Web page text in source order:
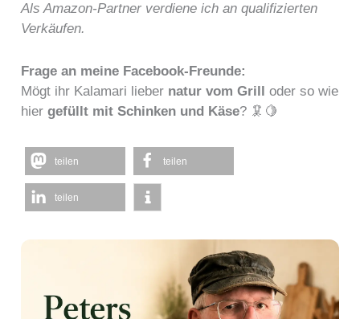
Als Amazon-Partner verdiene ich an qualifizierten
Verkäufen.
Frage an meine Facebook-Freunde:
Mögt ihr Kalamari lieber natur vom Grill oder so wie
hiergefüllt mit Schinken und Käse? 🦑🍋
teilen teilen
teilen